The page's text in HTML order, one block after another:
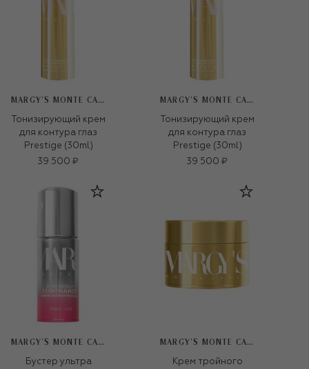
MARGY’S MONTE CARLO
Тонизирующий крем
для контура глаз
Prestige (30ml)
39 500 ₽
MARGY’S MONTE CARLO
Тонизирующий крем
для контура глаз
Prestige (30ml)
39 500 ₽
MARGY’S MONTE CARLO
Бустер ультра
MARGY’S MONTE CARLO
Крем тройного